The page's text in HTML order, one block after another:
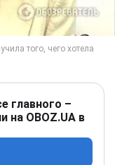
главного –
на OBOZ.UA в